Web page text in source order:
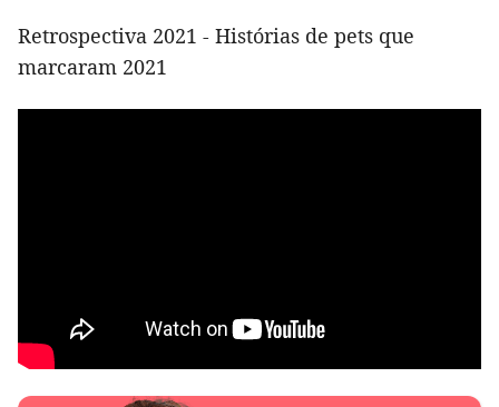
Retrospectiva 2021 - Histórias de pets que
marcaram 2021